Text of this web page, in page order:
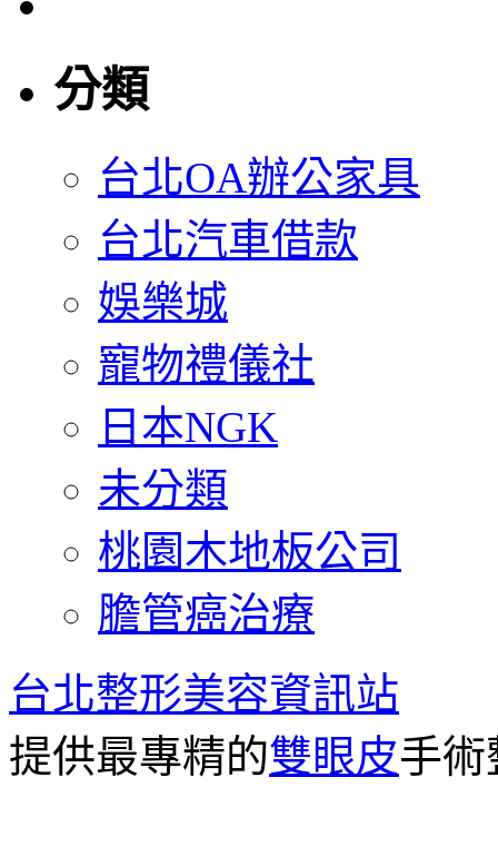
分類
台北OA辦公家具
台北汽車借款
娛樂城
寵物禮儀社
日本NGK
未分類
桃園木地板公司
膽管癌治療
台北整形美容資訊站
提供最專精的雙眼皮手術